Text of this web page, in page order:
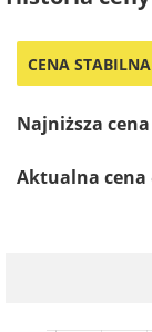
CENA STABILNA
Najniższa cena
Aktualna cena